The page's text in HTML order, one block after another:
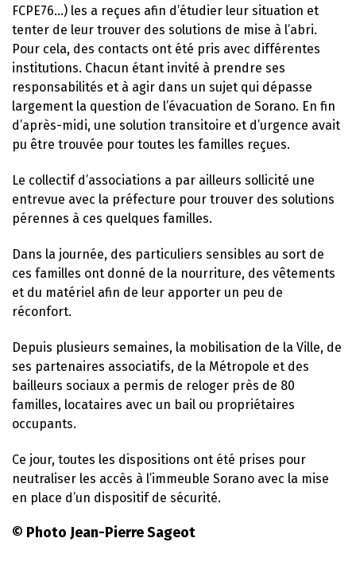
FCPE76…) les a reçues afin d’étudier leur situation et
tenter de leur trouver des solutions de mise à l’abri.
Pour cela, des contacts ont été pris avec différentes
institutions. Chacun étant invité à prendre ses
responsabilités et à agir dans un sujet qui dépasse
largement la question de l’évacuation de Sorano. En fin
d’après-midi, une solution transitoire et d’urgence avait
pu être trouvée pour toutes les familles reçues.
Le collectif d’associations a par ailleurs sollicité une
entrevue avec la préfecture pour trouver des solutions
pérennes à ces quelques familles.
Dans la journée, des particuliers sensibles au sort de
ces familles ont donné de la nourriture, des vêtements
et du matériel afin de leur apporter un peu de
réconfort.
Depuis plusieurs semaines, la mobilisation de la Ville, de
ses partenaires associatifs, de la Métropole et des
bailleurs sociaux a permis de reloger près de 80
familles, locataires avec un bail ou propriétaires
occupants.
Ce jour, toutes les dispositions ont été prises pour
neutraliser les accès à l’immeuble Sorano avec la mise
en place d’un dispositif de sécurité.
© Photo Jean-Pierre Sageot